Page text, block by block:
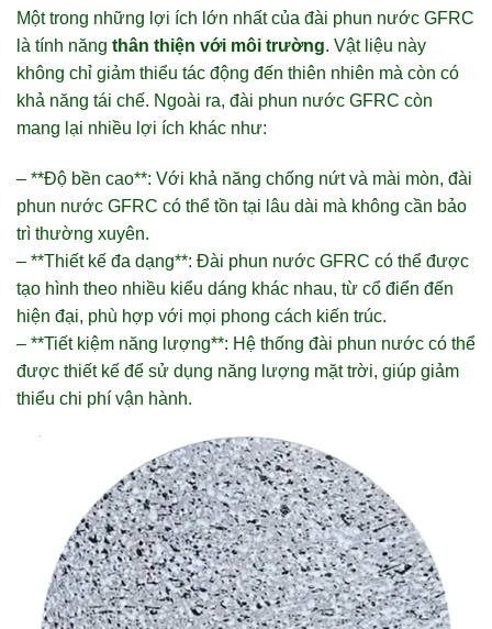
Một trong những lợi ích lớn nhất của đài phun nước GFRC
là tính năng thân thiện với môi trường. Vật liệu này
không chỉ giảm thiểu tác động đến thiên nhiên mà còn có
khả năng tái chế. Ngoài ra, đài phun nước GFRC còn
mang lại nhiều lợi ích khác như:
– **Độ bền cao**: Với khả năng chống nứt và mài mòn, đài
phun nước GFRC có thể tồn tại lâu dài mà không cần bảo
trì thường xuyên.
– **Thiết kế đa dạng**: Đài phun nước GFRC có thể được
tạo hình theo nhiều kiểu dáng khác nhau, từ cổ điển đến
hiện đại, phù hợp với mọi phong cách kiến trúc.
– **Tiết kiệm năng lượng**: Hệ thống đài phun nước có thể
được thiết kế để sử dụng năng lượng mặt trời, giúp giảm
thiểu chi phí vận hành.